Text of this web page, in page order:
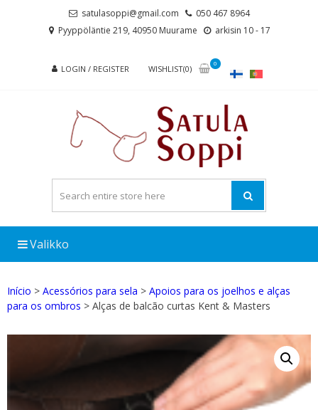
satulasoppi@gmail.com
050 467 8964
Pyyppöläntie 219, 40950 Muurame
arkisin 10 - 17
LOGIN / REGISTER WISHLIST(0)
0
Valikko
Início > Acessórios para sela > Apoios para os joelhos e alças
para os ombros > Alças de balcão curtas Kent & Masters